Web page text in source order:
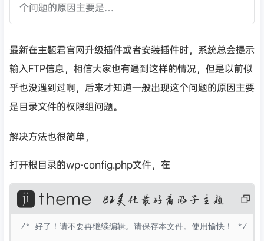
个问题的原因主要是…
最新在主题君官网升级插件或者安装插件时，系统总会提示
输入FTP信息，相信大家也有遇到这样的情况，但是以前似
乎也没遇到过啊，后来才知道一般出现这个问题的原因主要
是目录文件的权限组问题。
解决方法也很简单，
打开根目录的wp-config.php文件，在
码
/* 好了！请不要再继续编辑。请保存本文件。使用愉快！ */